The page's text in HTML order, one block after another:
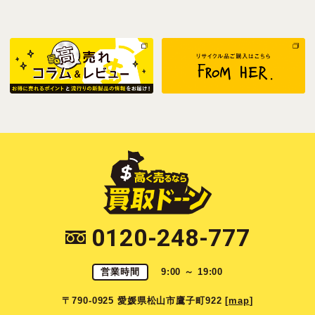
0120-248-777
営業時間 9:00 ～ 19:00
〒790-0925 愛媛県松山市鷹子町922 [map]